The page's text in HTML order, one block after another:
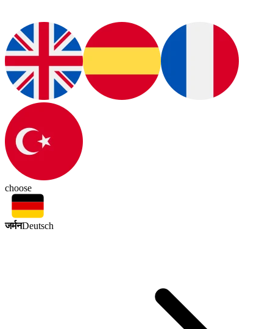
choose
जर्मनDeutsch